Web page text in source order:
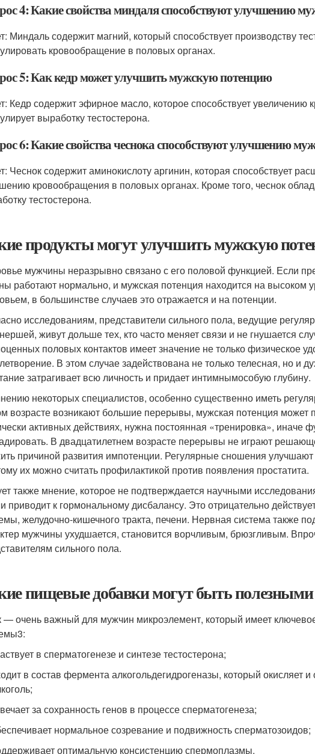
4: Какие свойства миндаля способствуют улучшению
Миндаль содержит магний, который способствует производству
кровообращение в половых органах.
5: Как кедр может улучшить мужскую потенцию
Кедр содержит эфирное масло, которое способствует
выработку тестостерона.
6: Какие свойства чеснока способствуют улучшению
Чеснок содержит аминокислоту аргинин, которая способствует
кровообращения в половых органах. Кроме того, чеснок
тестостерона.
продукты могут улучшить мужскую
мужчины неразрывно связано с его половой функцией. Если
работают нормально, и мужская потенция находится на высоком
в большинстве случаев это отражается и на потенции.
исследованиям, представители сильного пола, ведущие
живут дольше тех, кто часто меняет связи и не гнушается
половых контактов имеет значение не только физическое
В этом случае задействована не только телесная, но и
затрагивает всю личность и придает интимнымособую глубину.
некоторых специалистов, особенно существенно иметь
возрасте возникают большие перерывы, мужская потенция может
активных действиях, нужна постоянная «тренировка», иначе
В двадцатилетнем возрасте перерывы не играют
причиной развития импотенции. Регулярные сношения
их можно считать профилактикой против появления простатита.
также мнение, которое не подтверждается научными
приводит к гормональному дисбалансу. Это отрицательно
желудочно-кишечного тракта, печени. Нервная система также
мужчины ухудшается, становится ворчливым, брюзгливым.
сильного пола.
пищевые добавки могут быть
— очень важный для мужчин микроэлемент, который имеет
3:
в сперматогенезе и синтезе тестостерона;
в состав фермента алкогольдегидрогеназы, который окисляет
за сохранность генов в процессе сперматогенеза;
нормальное созревание и подвижность сперматозоидов;
оптимальную консистенцию спермоплазмы.